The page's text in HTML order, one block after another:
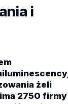
i
żeli
2750 firmy